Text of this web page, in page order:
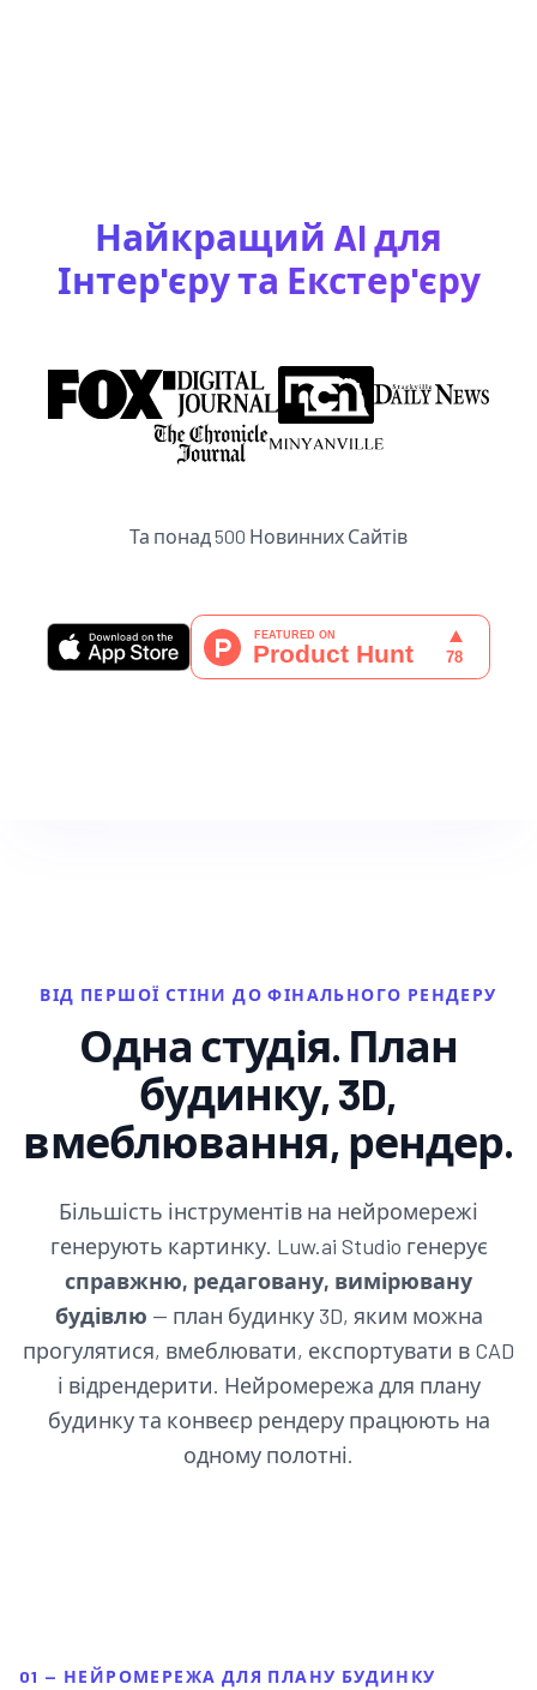
Найкращий AI для
Інтер'єру та Екстер'єру
Та понад 500 Новинних Сайтів
ВІД ПЕРШОЇ СТІНИ ДО ФІНАЛЬНОГО РЕНДЕРУ
Одна студія. План
будинку, 3D,
вмеблювання, рендер.
Більшість інструментів на нейромережі
генерують картинку. Luw.ai Studio генерує
справжню, редаговану, вимірювану
будівлю — план будинку 3D, яким можна
прогулятися, вмеблювати, експортувати в CAD
і відрендерити. Нейромережа для плану
будинку та конвеєр рендеру працюють на
одному полотні.
01 — НЕЙРОМЕРЕЖА ДЛЯ ПЛАНУ БУДИНКУ